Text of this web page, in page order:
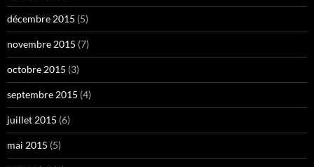
décembre 2015 (5)
novembre 2015 (7)
octobre 2015 (3)
septembre 2015 (4)
juillet 2015 (6)
mai 2015 (5)